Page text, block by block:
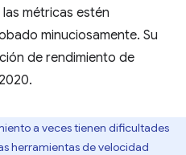
métricas estén
minuciosamente. Su
de rendimiento de
a veces tienen dificultades
herramientas de velocidad